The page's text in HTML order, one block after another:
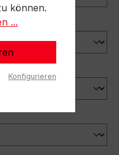
können.
...
Konfigurieren